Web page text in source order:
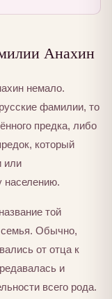
Анахин
немало.
фамилии, то
предка, либо
который
или
населению.
той
семья. Обычно,
от отца к
и
всего рода.